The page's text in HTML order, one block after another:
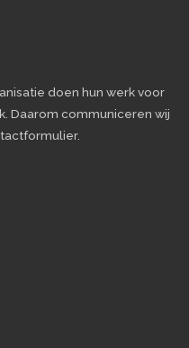
doen hun werk voor
Daarom communiceren wij